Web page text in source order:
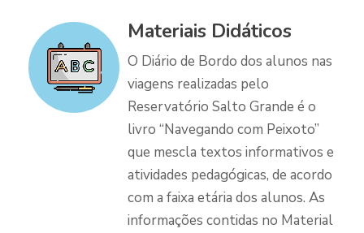
Materiais Didáticos
O Diário de Bordo dos alunos nas
viagens realizadas pelo
Reservatório Salto Grande é o
livro “Navegando com Peixoto”
que mescla textos informativos e
atividades pedagógicas, de acordo
com a faixa etária dos alunos. As
informações contidas no Material